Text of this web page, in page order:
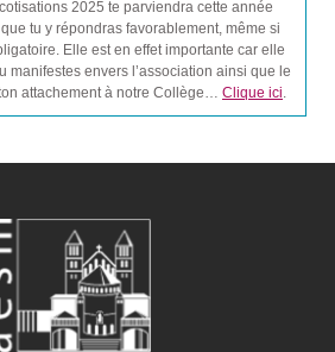
2025 te parviendra cette année
tu y répondras favorablement, même si
Elle est en effet importante car elle
manifestes envers l’association ainsi que le
attachement à notre Collège… Clique ici